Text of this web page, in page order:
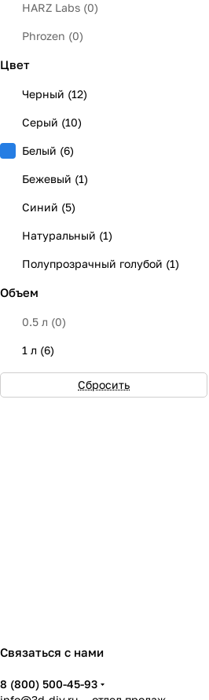
HARZ Labs (0)
Phrozen (0)
Resione
YouSu(0 )
Цвет
Черный (12)
Серый (10)
Белый (6)
Бежевый (1)
Синий (5)
Натуральный (1)
Полупрозрачный голубой (1)
Полупрозрачный красный
Полупрозрачный зеленый
Телесный
Голубой(1)
Объем
0.5 л (0)
1 л (6)
Сбросить
Связаться с нами
8 (800) 500-45-93